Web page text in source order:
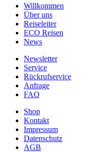
Willkommen
Über uns
Reiseleiter
ECO Reisen
News
Newsletter
Service
Rückrufservice
Anfrage
FAQ
Shop
Kontakt
Impressum
Datenschutz
AGB